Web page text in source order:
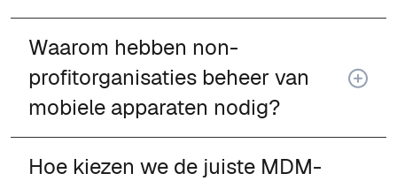
Waarom hebben non-
profitorganisaties beheer van
mobiele apparaten nodig?
Hoe kiezen we de juiste MDM-